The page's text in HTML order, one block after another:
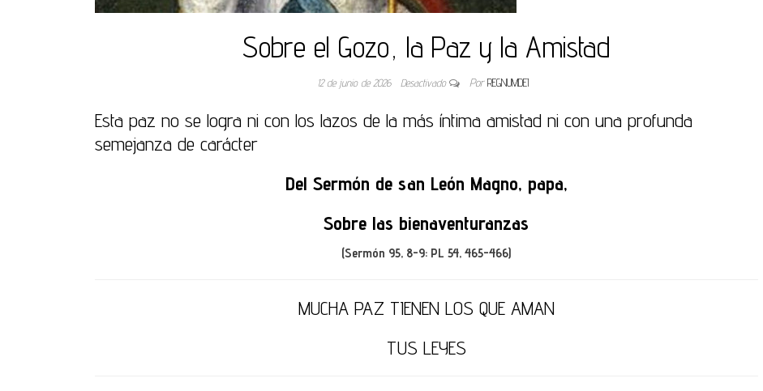
Sobre el Gozo, la Paz y la Amistad
12 de junio de 2026 Desactivado Por REGNUMDEI
Esta paz no se logra ni con los lazos de la más íntima amistad ni con una profunda
semejanza de carácter
Del Sermón de san León Magno, papa,
Sobre las bienaventuranzas
(Sermón 95, 8-9: PL 54, 465-466)
MUCHA PAZ TIENEN LOS QUE AMAN
TUS LEYES